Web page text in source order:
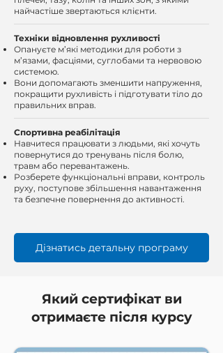
найчастіше звертаються клієнти.
Техніки відновлення рухливості
Опануєте м’які методики для роботи з
м’язами, фасціями, суглобами та нервовою
системою.
Вони допомагають зменшити напруження,
покращити рухливість і підготувати тіло до
правильних вправ.
Спортивна реабілітація
Навчитеся працювати з людьми, які хочуть
повернутися до тренувань після болю,
травм або перевантажень.
Розберете функціональні вправи, контроль
руху, поступове збільшення навантаження
та безпечне повернення до активності.
Дізнатись детальну програму
Який сертифікат ви
отримаєте після курсу